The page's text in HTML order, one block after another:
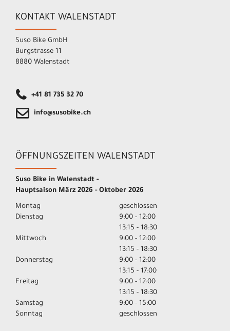
KONTAKT WALENSTADT
Suso Bike GmbH
Burgstrasse 11
8880 Walenstadt
+41 81 735 32 70
info@susobike.ch
ÖFFNUNGSZEITEN WALENSTADT
Suso Bike in Walenstadt -
Hauptsaison März 2026 - Oktober 2026
Montag
geschlossen
Dienstag
9:00 - 12:00
13:15 - 18:30
Mittwoch
9:00 - 12:00
13:15 - 18:30
Donnerstag
9:00 - 12:00
13:15 - 17:00
Freitag
9:00 - 12:00
13:15 - 18:30
Samstag
9:00 - 15:00
Sonntag
geschlossen